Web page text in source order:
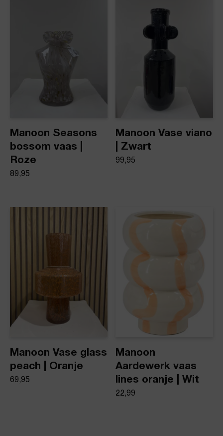
Manoon Seasons
bossom vaas |
Roze
89,95
Manoon Vase viano
| Zwart
99,95
Manoon Vase glass
peach | Oranje
69,95
Manoon
Aardewerk vaas
lines oranje | Wit
22,99